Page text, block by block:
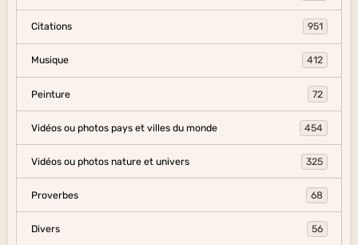
Citations 951
Musique 412
Peinture 72
Vidéos ou photos pays et villes du monde 454
Vidéos ou photos nature et univers 325
Proverbes 68
Divers 56